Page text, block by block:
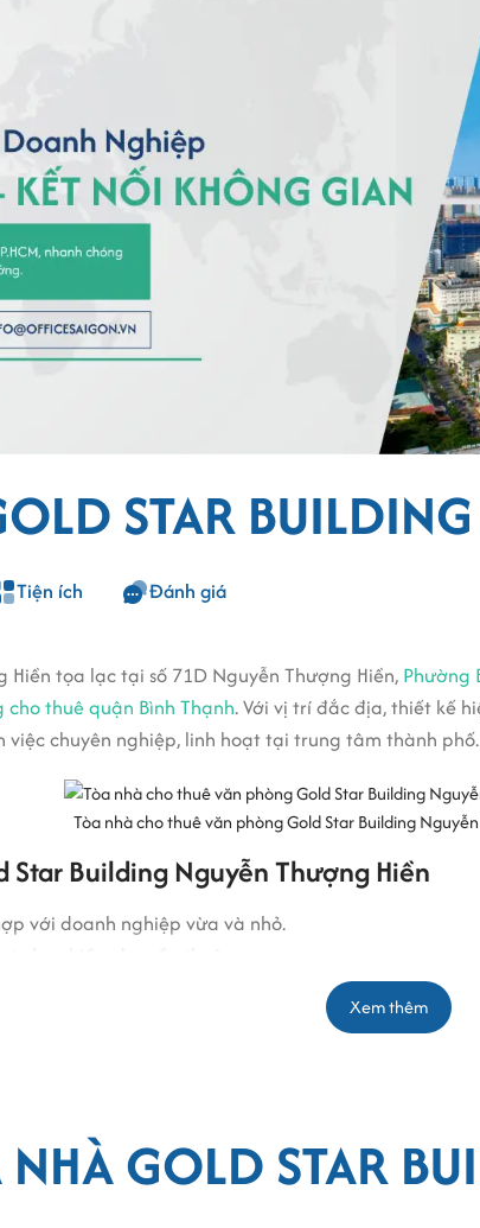
STAR
Tiện ích Đánh giá
tọa lạc tại số 71D Nguyễn Thượng Hiền, Phường
cho thuê quận Bình Thạnh. Với vị trí đắc địa, thiết kế
chuyên nghiệp, linh hoạt tại trung tâm thành phố.
Tòa nhà cho thuê văn phòng Gold Star Building
Building Nguyễn Thượng Hiền
với doanh nghiệp vừa và nhỏ.
cho nhiều nhu cầu thuê.
Hiền cung cấp các tiện ích và dịch vụ đáp ứng nhu
Xem thêm
GOLD STAR